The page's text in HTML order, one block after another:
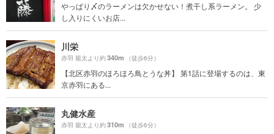
やっぱり〆のラーメンは欠かせない！煮干し系ラーメン。 少
し入りにくいお店...
川栄
赤羽 籠太より約340m （徒歩6分）
【北区赤羽のほろほろ鳥とうな丼】 第1話に登場するのは、東
京赤羽にある...
丸健水産
赤羽 籠太より約310m （徒歩6分）